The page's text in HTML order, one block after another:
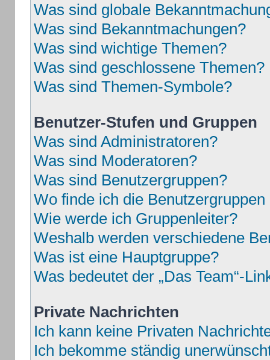
Was sind globale
Was sind Bekanntmachungen?
Was sind wichtige Themen?
Was sind geschlossene Themen?
Was sind Themen-Symbole?
Benutzer-Stufen und Gruppen
Was sind Administratoren?
Was sind Moderatoren?
Was sind Benutzergruppen?
Wo finde ich die
Wie werde ich Gruppenleiter?
Weshalb werden verschiedene
Was ist eine Hauptgruppe?
Was bedeutet der „Das Team“-
Private Nachrichten
Ich kann keine Privaten
Ich bekomme ständig